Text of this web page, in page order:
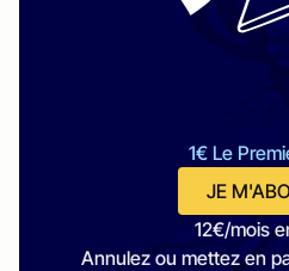
1€ Le
JE
12€/mois
Annulez ou mettez en